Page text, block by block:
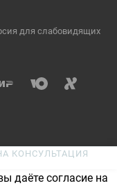
для слабовидящих
КОНСУЛЬТАЦИЯ
даёте согласие на